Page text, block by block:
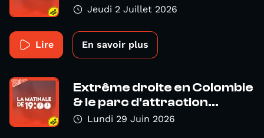
Jeudi 2 Juillet 2026
Lire En savoir plus
Extrême droite en Colombie
& le parc d'attraction...
Lundi 29 Juin 2026